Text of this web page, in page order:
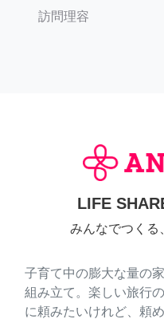
訪問理容
LIFE
みんなでつくる
子育て中の膨大な量の
組み立て。楽しい旅行
に頼みたいけれど、頼